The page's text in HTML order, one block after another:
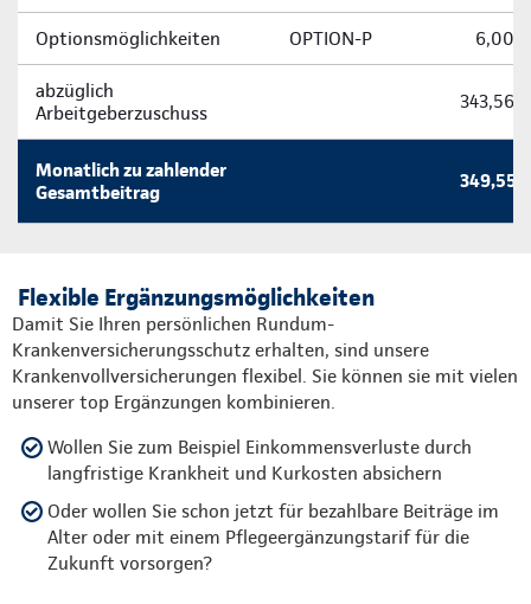
Optionsmöglichkeiten OPTION-P 6,00 €
abzüglich
Arbeitgeberzuschuss
343,56 €
Monatlich zu zahlender
Gesamtbeitrag
349,55 €
Flexible Ergänzungsmöglichkeiten
Damit Sie Ihren persönlichen Rundum-
Krankenversicherungsschutz erhalten, sind unsere
Krankenvollversicherungen flexibel. Sie können sie mit vielen
unserer top Ergänzungen kombinieren.
Wollen Sie zum Beispiel Einkommensverluste durch
langfristige Krankheit und Kurkosten absichern
Oder wollen Sie schon jetzt für bezahlbare Beiträge im
Alter oder mit einem Pflegeergänzungstarif für die
Zukunft vorsorgen?